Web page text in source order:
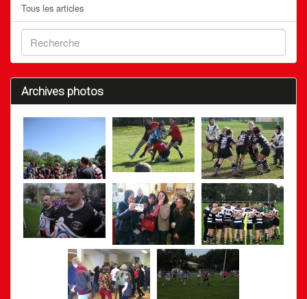
Tous les articles
Archives photos